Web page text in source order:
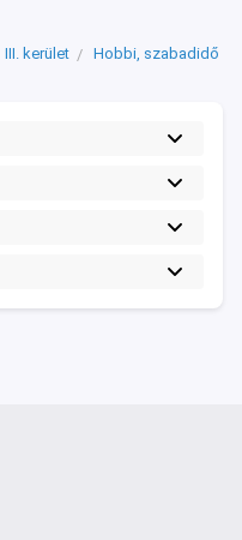
III. kerület
Hobbi, szabadidő